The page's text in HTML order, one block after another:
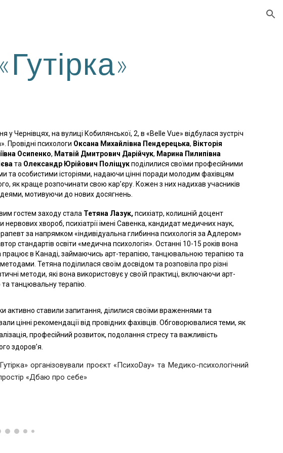
у Чернівцях, на вулиці Кобилянської, 2, в «Belle Vue» відбулася зустріч
Провідні психологи Оксана Михайлівна Пендерецька, Вікторія
Осипенко, Матвій Дмитрович Дарійчук, Марина Пилипівна
та Олександр Юрійович Поліщукподілилися своїми професійними
та особистими історіями, надаючи цінні поради молодим фахівцям
як краще розпочинати свою кар’єру. Кожен з них надихав учасників
мотивуючи до нових досягнень.
гостем заходу стала Тетяна Лазук, психіатр, колишній доцент
нервових хвороб, психіатрії імені Савенка, кандидат медичних наук,
за напрямком «індивідуальна глибинна психологія за Адлером»
стандартів освіти «медична психологія». Останні 10-15 років вона
працює в Канаді, займаючись арт-терапією, танцювальною терапією та
Тетяна поділилася своїм досвідом та розповіла про різні
методи, які вона використовує у своїй практиці, включаючи арт-
та танцювальну терапію.
активно ставили запитання, ділилися своїми враженнями та
цінні рекомендації від провідних фахівців. Обговорювалися теми, як
професійний розвиток, подолання стресу та важливість
здоров’я.
організовували проєкт «ПсихоDay» та Медико-психологічний
«Дбаю про себе»